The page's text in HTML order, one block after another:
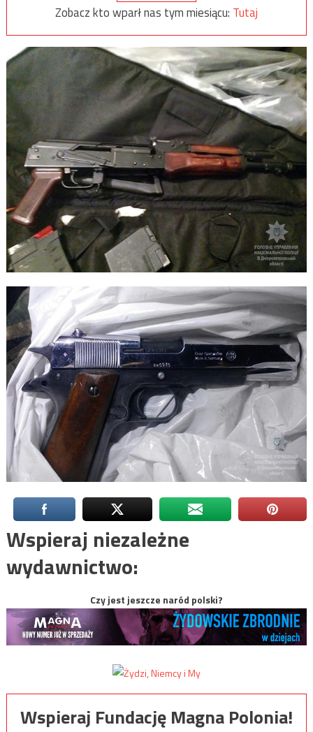
Zobacz kto wparł nas tym miesiącu: Tutaj
Wspieraj niezależne
wydawnictwo:
Czy jest jeszcze naród polski?
Wspieraj Fundację Magna Polonia!